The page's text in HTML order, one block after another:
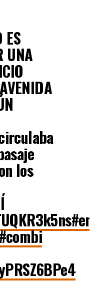
ES
UNA
los